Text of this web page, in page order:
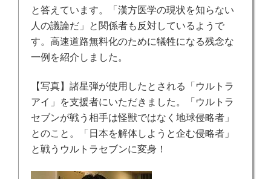
と答えています。「漢方医学の現状を知らない
人の議論だ」と関係者も反対しているようで
す。 高速道路無料化のために犠牲になる残念な
一例を紹介しました。
【写真】諸星弾が使用したとされる「ウルトラ
アイ」を支援者にいただきました。「ウルトラ
セブンが戦う相手は怪獣ではなく地球侵略者」
とのこと。「日本を解体しようと企む侵略者」
と戦うウルトラセブンに変身！